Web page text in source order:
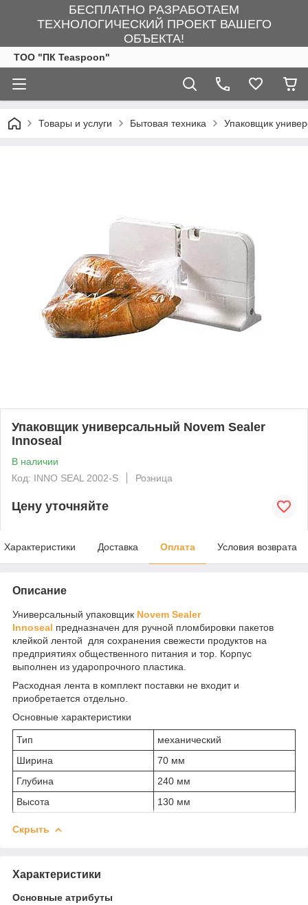
БЕСПЛАТНО РАЗРАБОТАЕМ
ТЕХНОЛОГИЧЕСКИЙ ПРОЕКТ ВАШЕГО
ОБЪЕКТА!
ТОО "ПК Teaspoon"
Товары и услуги Бытовая техника Упаковщик
Упаковщик универсальный Novem Sealer
Innoseal
В наличии
Код: INNO SEAL 2002-S
Розница
Цену уточняйте
Характеристики Доставка Оплата Условия возврата
Описание
Универсальный упаковщик Novem Sealer
Innoseal предназначен для ручной пломбировки пакетов
клейкой лентой для сохранения свежести продуктов на
предприятиях общественного питания и тор. Корпус
выполнен из ударопрочного пластика.
Расходная лента в комплект поставки не входит и
приобретается отдельно.
Основные характеристики
Тип
механический
Ширина
70 мм
Глубина
240 мм
Высота
130 мм
Скрыть
Характеристики
Основные атрибуты